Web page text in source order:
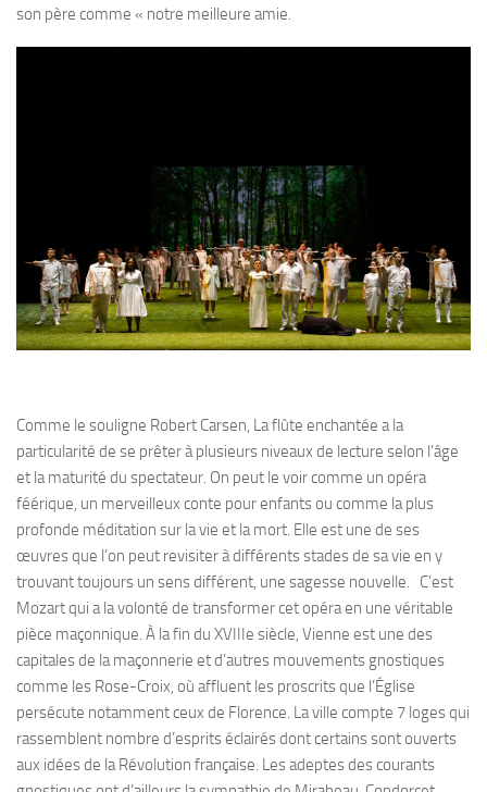
son père comme « notre meilleure amie.
Comme le souligne Robert Carsen, La flûte enchantée a la
particularité de se prêter à plusieurs niveaux de lecture selon l’âge
et la maturité du spectateur. On peut le voir comme un opéra
féérique, un merveilleux conte pour enfants ou comme la plus
profonde méditation sur la vie et la mort. Elle est une de ses
œuvres que l’on peut revisiter à différents stades de sa vie en y
trouvant toujours un sens différent, une sagesse nouvelle. C’est
Mozart qui a la volonté de transformer cet opéra en une véritable
pièce maçonnique. À la fin du XVIIIe siècle, Vienne est une des
capitales de la maçonnerie et d’autres mouvements gnostiques
comme les Rose-Croix, où affluent les proscrits que l’Église
persécute notamment ceux de Florence. La ville compte 7 loges qui
rassemblent nombre d’esprits éclairés dont certains sont ouverts
aux idées de la Révolution française. Les adeptes des courants